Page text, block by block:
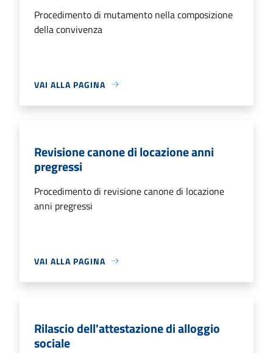
Procedimento di mutamento nella composizione
della convivenza
VAI ALLA PAGINA
Revisione canone di locazione anni
pregressi
Procedimento di revisione canone di locazione
anni pregressi
VAI ALLA PAGINA
Rilascio dell'attestazione di alloggio
sociale